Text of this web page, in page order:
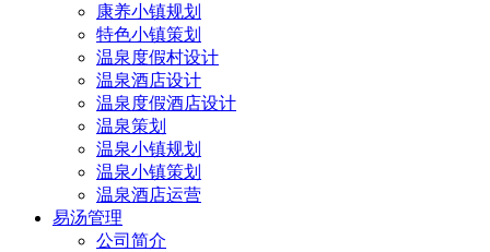
康养小镇规划
特色小镇策划
温泉度假村设计
温泉酒店设计
温泉度假酒店设计
温泉策划
温泉小镇规划
温泉小镇策划
温泉酒店运营
易汤管理
公司简介